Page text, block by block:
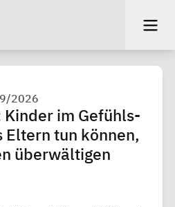
2026
im Gefühls-
Eltern tun können,
überwältigen